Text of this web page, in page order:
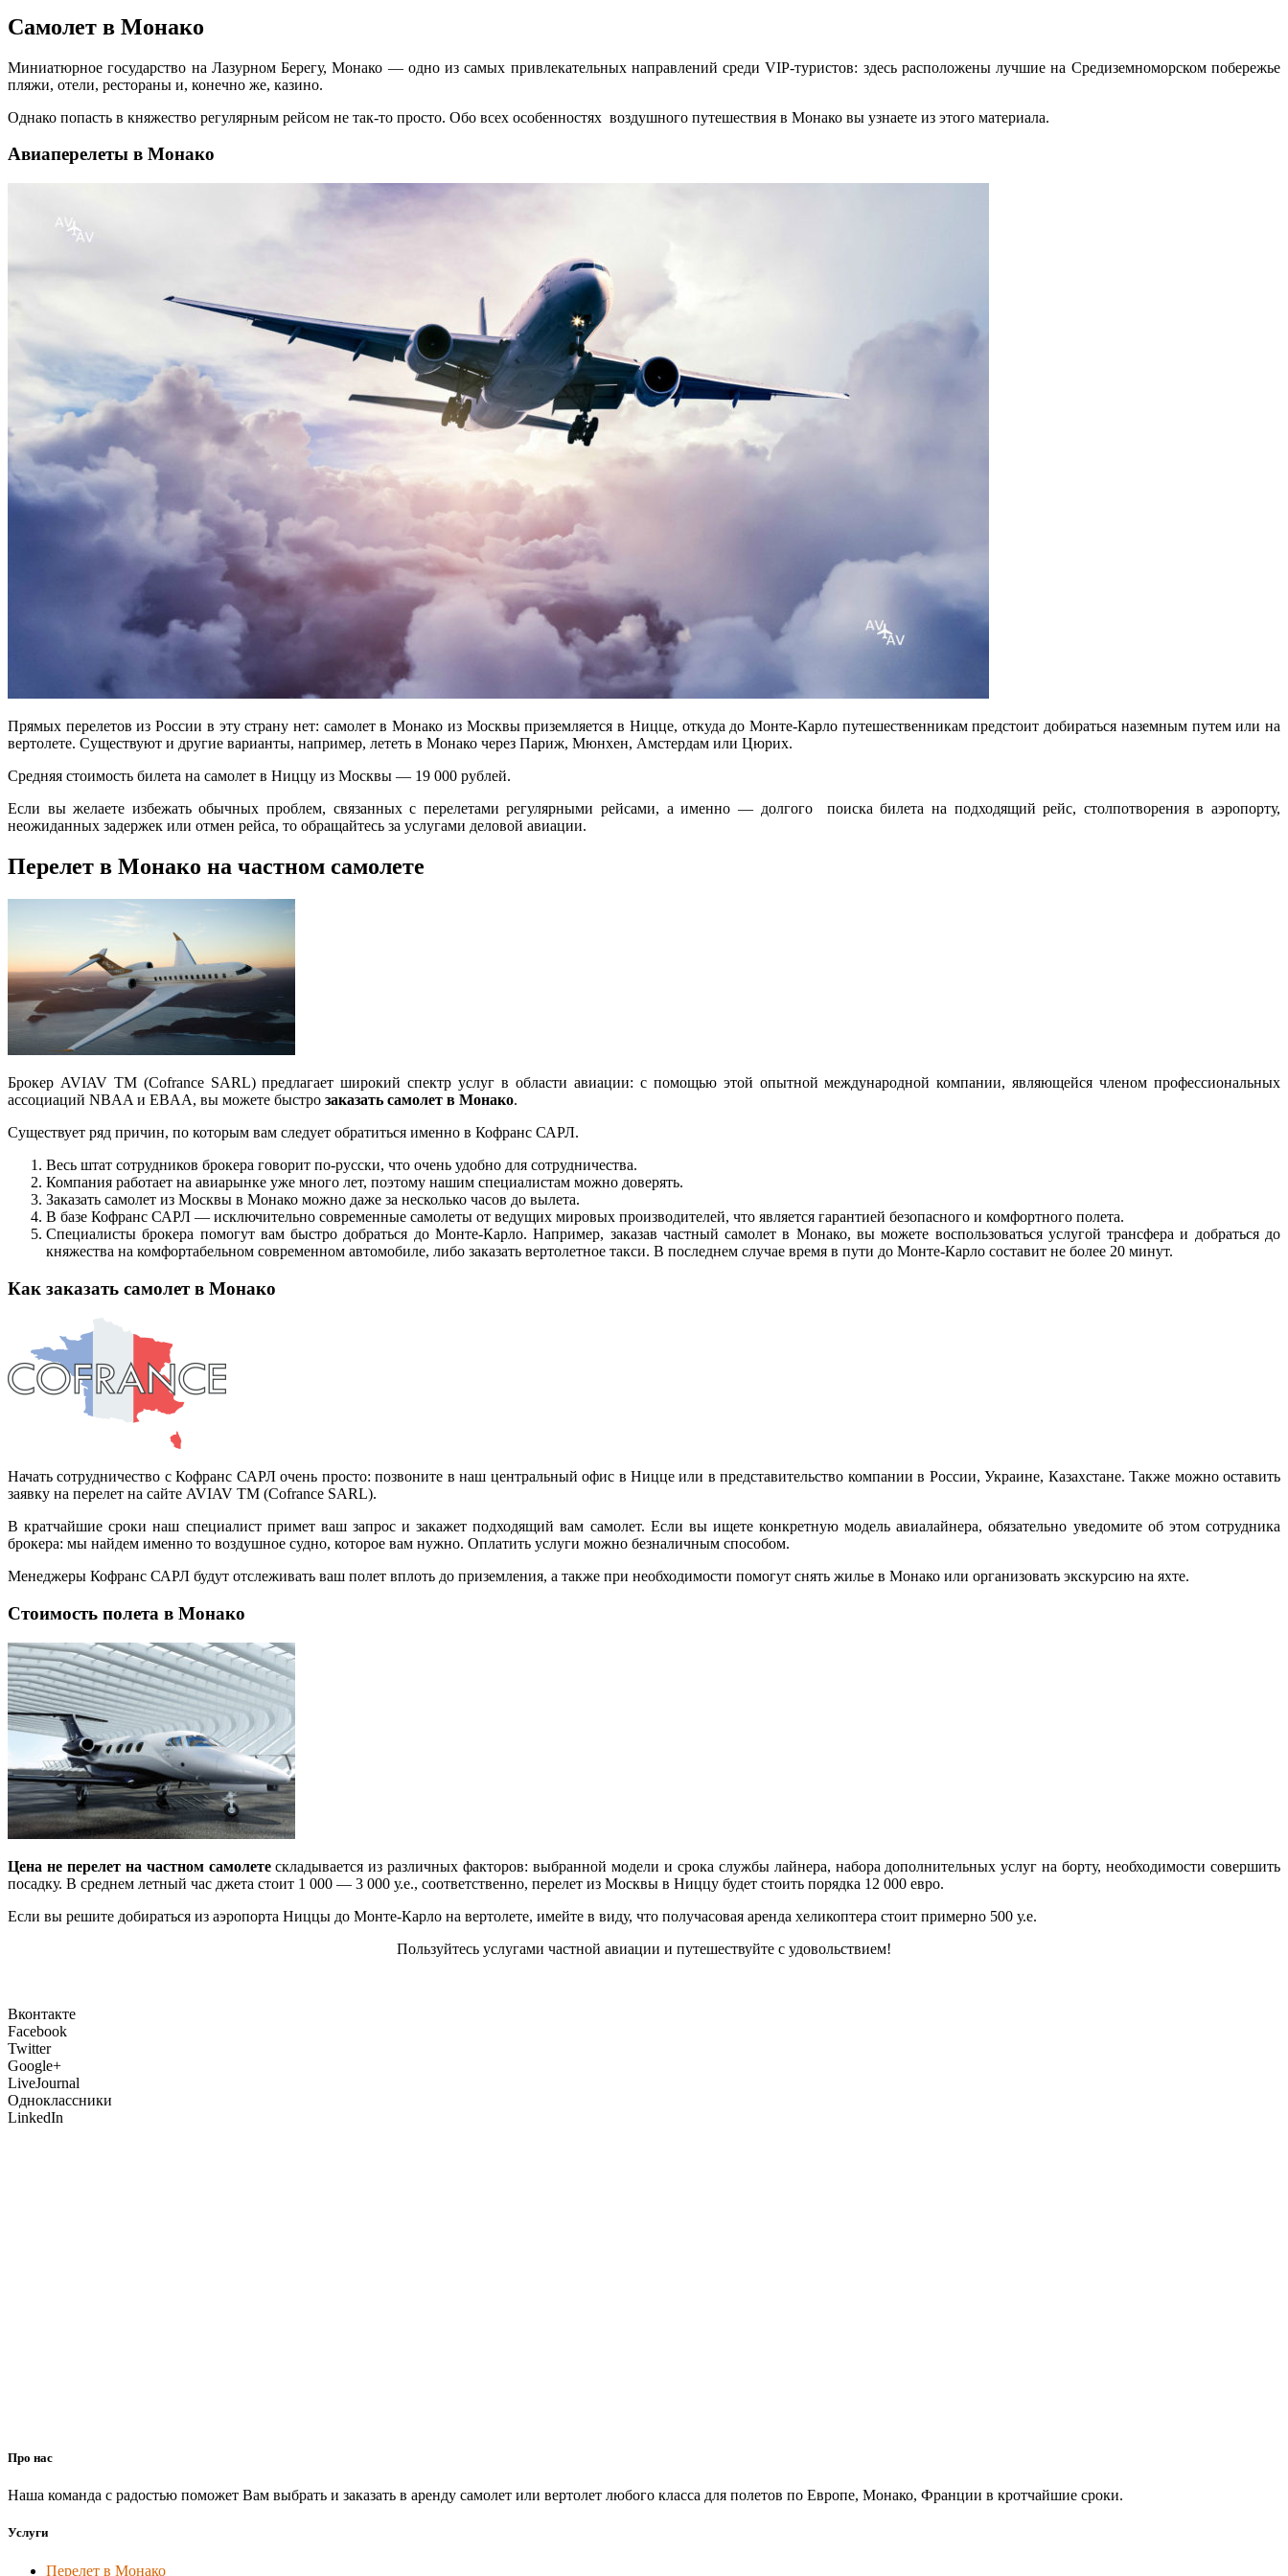
Самолет в Монако
Миниатюрное государство на Лазурном Берегу, Монако — одно из самых привлекательных направлений среди VIP-туристов: здесь расположены лучшие на Средиземноморском побережье
пляжи, отели, рестораны и, конечно же, казино.
Однако попасть в княжество регулярным рейсом не так-то просто. Обо всех особенностях воздушного путешествия в Монако вы узнаете из этого материала.
Авиаперелеты в Монако
Прямых перелетов из России в эту страну нет: самолет в Монако из Москвы приземляется в Ницце, откуда до Монте-Карло путешественникам предстоит добираться наземным путем или на
вертолете. Существуют и другие варианты, например, лететь в Монако через Париж, Мюнхен, Амстердам или Цюрих.
Средняя стоимость билета на самолет в Ниццу из Москвы — 19 000 рублей.
Если вы желаете избежать обычных проблем, связанных с перелетами регулярными рейсами, а именно — долгого поиска билета на подходящий рейс, столпотворения в аэропорту,
неожиданных задержек или отмен рейса, то обращайтесь за услугами деловой авиации.
Перелет в Монако на частном самолете
Брокер AVIAV TM (Cofrance SARL) предлагает широкий спектр услуг в области авиации: с помощью этой опытной международной компании, являющейся членом профессиональных
ассоциаций NBAA и EBAA, вы можете быстро заказать самолет в Монако.
Существует ряд причин, по которым вам следует обратиться именно в Кофранс САРЛ.
Весь штат сотрудников брокера говорит по-русски, что очень удобно для сотрудничества.
Компания работает на авиарынке уже много лет, поэтому нашим специалистам можно доверять.
Заказать самолет из Москвы в Монако можно даже за несколько часов до вылета.
В базе Кофранс САРЛ — исключительно современные самолеты от ведущих мировых производителей, что является гарантией безопасного и комфортного полета.
Специалисты брокера помогут вам быстро добраться до Монте-Карло. Например, заказав частный самолет в Монако, вы можете воспользоваться услугой трансфера и добраться до
княжества на комфортабельном современном автомобиле, либо заказать вертолетное такси. В последнем случае время в пути до Монте-Карло составит не более 20 минут.
Как заказать самолет в Монако
Начать сотрудничество с Кофранс САРЛ очень просто: позвоните в наш центральный офис в Ницце или в представительство компании в России, Украине, Казахстане. Также можно оставить
заявку на перелет на сайте AVIAV TM (Cofrance SARL).
В кратчайшие сроки наш специалист примет ваш запрос и закажет подходящий вам самолет. Если вы ищете конкретную модель авиалайнера, обязательно уведомите об этом сотрудника
брокера: мы найдем именно то воздушное судно, которое вам нужно. Оплатить услуги можно безналичным способом.
Менеджеры Кофранс САРЛ будут отслеживать ваш полет вплоть до приземления, а также при необходимости помогут снять жилье в Монако или организовать экскурсию на яхте.
Стоимость полета в Монако
Цена не перелет на частном самолетескладывается из различных факторов: выбранной модели и срока службы лайнера, набора дополнительных услуг на борту, необходимости совершить
посадку. В среднем летный час джета стоит 1 000 — 3 000 у.е., соответственно, перелет из Москвы в Ниццу будет стоить порядка 12 000 евро.
Если вы решите добираться из аэропорта Ниццы до Монте-Карло на вертолете, имейте в виду, что получасовая аренда хеликоптера стоит примерно 500 у.е.
Пользуйтесь услугами частной авиации и путешествуйте с удовольствием!
Вконтакте
Facebook
Twitter
Google+
LiveJournal
Одноклассники
LinkedIn
Про нас
Наша команда с радостью поможет Вам выбрать и заказать в аренду самолет или вертолет любого класса для полетов по Европе, Монако, Франции в кротчайшие сроки.
Услуги
Перелет в Монако